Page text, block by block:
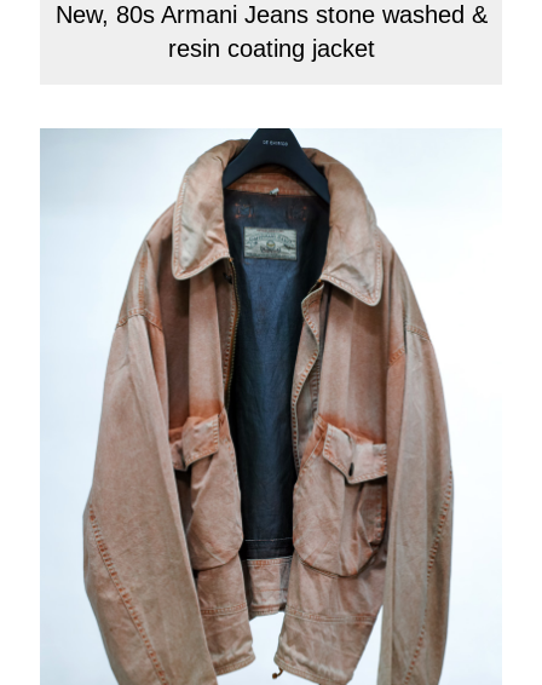
New, 80s Armani Jeans stone washed &
resin coating jacket